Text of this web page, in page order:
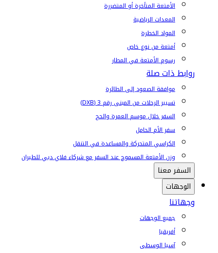
الأمتعة المتأخرة أو المتضررة
المعدات الرياضية
المواد الخطرة
أمتعة من نوع خاص
رسوم الأمتعة في المطار
روابط ذات صلة
موافقة الصعود إلى الطائرة
تسيير الرحلات من المبنى رقم 3 (DXB)
السفر خلال موسم العمرة والحج
سفر الأم الحامل
الكراسي المتحركة والمساعدة في التنقل
وزن الأمتعة المسموح عند السفر مع شركاء فلاي دبي للطيران
السفر معنا
الوجهات
وجهاتنا
جميع الوجهات
أفريقيا
آسيا الوسطى